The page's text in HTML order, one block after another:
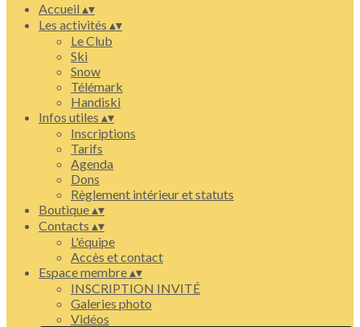
Accueil ▴▾
Les activités ▴▾
Le Club
Ski
Snow
Télémark
Handiski
Infos utiles ▴▾
Inscriptions
Tarifs
Agenda
Dons
Règlement intérieur et statuts
Boutique▴▾
Contacts ▴▾
L'équipe
Accès et contact
Espace membre▴▾
INSCRIPTION INVITÉ
Galeries photo
Vidéos